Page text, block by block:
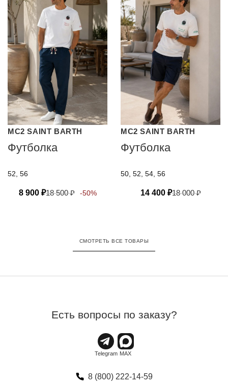
MC2 SAINT BARTH
Футболка
52, 56
8 900 ₽18 500₽ -50%
MC2 SAINT BARTH
Футболка
50, 52, 54, 56
14 400 ₽18 000₽
СМОТРЕТЬ ВСЕ ТОВАРЫ
Есть вопросы по заказу?
8 (800) 222-14-59